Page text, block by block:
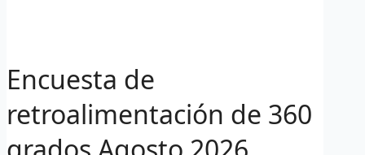
Encuesta de
retroalimentación de 360